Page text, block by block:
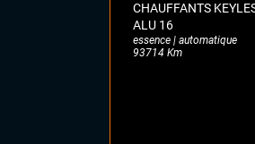
CHAUFFANTS
ALU 16
essence | automatique
93714 Km